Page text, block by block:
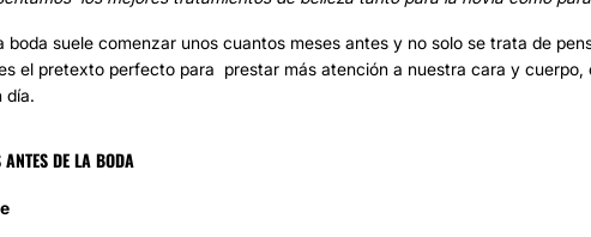
boda suele comenzar unos cuantos meses antes y no solo se trata de
el pretexto perfecto para prestar más atención a nuestra cara y
día.
DE LA BODA